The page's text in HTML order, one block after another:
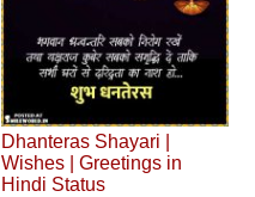
Dhanteras Shayari |
Wishes | Greetings in
Hindi Status